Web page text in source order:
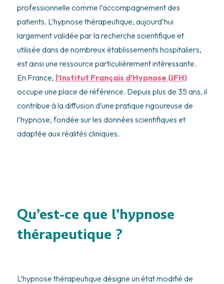
professionnelle comme l’accompagnement des
patients. L’hypnose thérapeutique, aujourd’hui
largement validée par la recherche scientifique et
utilisée dans de nombreux établissements hospitaliers,
est ainsi une ressource particulièrement intéressante.
En France, l’Institut Français d’Hypnose (IFH)
occupe une place de référence. Depuis plus de 35 ans, il
contribue à la diffusion d’une pratique rigoureuse de
l’hypnose, fondée sur les données scientifiques et
adaptée aux réalités cliniques.
Qu’est-ce que l’hypnose
thérapeutique ?
L’hypnose thérapeutique désigne un état modifié de